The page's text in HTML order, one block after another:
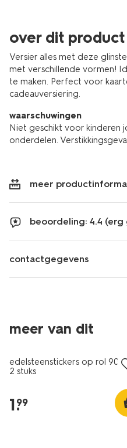
over dit product
Versier alles met deze
met verschillende vormen!
te maken. Perfect voor
cadeauversiering.
waarschuwingen
Niet geschikt voor kinderen
onderdelen.
meer
beoordeling: 4.4 (erg
contactgegevens
meer van dit
edelsteenstickers op rol
2 stuks
1.
99